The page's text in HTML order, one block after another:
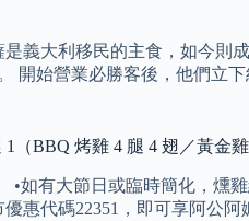
義大利移民的主食，如今
開始營業必勝客後，他們
BBQ 烤雞 4 腿 4 翅／黃金雞
如有大節日或臨時簡化，
惠代碼22351，即可享阿公